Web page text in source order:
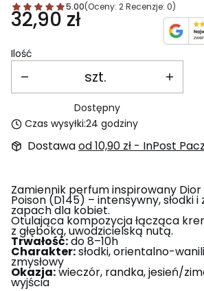
5.00(Oceny: 2 Recenzje: 0)
Cena
32,90 zł
Ilość
szt.
Dostępny
Czas wysyłki:24 godziny
Dostawaod 10,90 zł - InPost
Zamiennik perfum inspirowany
Poison (D145) – intensywny, słodki i
zapach dla kobiet.
Otulająca kompozycja łącząca
z głęboką, uwodzicielską nutą.
Trwałość:do 8–10h
Charakter:słodki, orientalno-
zmysłowy
Okazja:wieczór, randka, jesień/
wyjścia